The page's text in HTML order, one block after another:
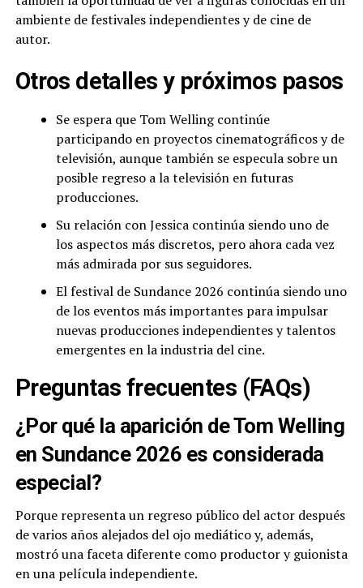
ambiente de festivales independientes y de cine de
autor.
Otros detalles y próximos pasos
Se espera que Tom Welling continúe
participando en proyectos cinematográficos y de
televisión, aunque también se especula sobre un
posible regreso a la televisión en futuras
producciones.
Su relación con Jessica continúa siendo uno de
los aspectos más discretos, pero ahora cada vez
más admirada por sus seguidores.
El festival de Sundance 2026 continúa siendo uno
de los eventos más importantes para impulsar
nuevas producciones independientes y talentos
emergentes en la industria del cine.
Preguntas frecuentes (FAQs)
¿Por qué la aparición de Tom Welling
en Sundance 2026 es considerada
especial?
Porque representa un regreso público del actor después
de varios años alejados del ojo mediático y, además,
mostró una faceta diferente como productor y guionista
en una película independiente.